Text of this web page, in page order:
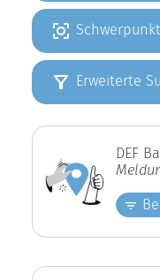
Erweiterte
DEF